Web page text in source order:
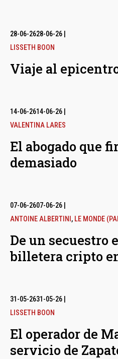
28-06-2628-06-26
LISSETH BOON
Viaje al
14-06-2614-06-26
VALENTINA LARES
El abogado que
demasiado
07-06-2607-06-26
ANTOINE ALBERTINI , LE MONDE
De un secuestro
billetera cripto
31-05-2631-05-26
LISSETH BOON
El operador de
servicio de